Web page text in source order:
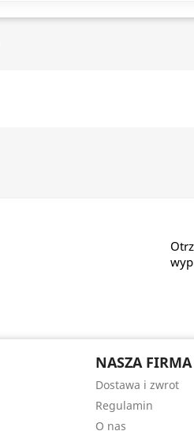
NASZA FIRMA
Dostawa i zwrot
Regulamin
O nas